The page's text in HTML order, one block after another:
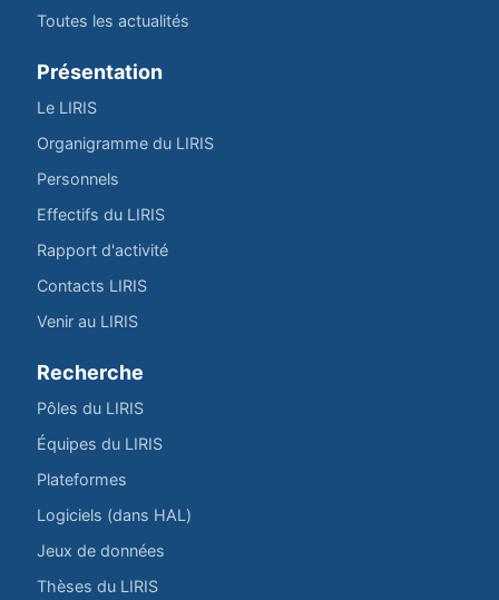
Toutes les actualités
Présentation
Le LIRIS
Organigramme du LIRIS
Personnels
Effectifs du LIRIS
Rapport d'activité
Contacts LIRIS
Venir au LIRIS
Recherche
Pôles du LIRIS
Équipes du LIRIS
Plateformes
Logiciels (dans HAL)
Jeux de données
Thèses du LIRIS